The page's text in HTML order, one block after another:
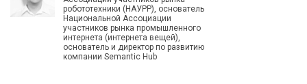
робототехники (НАУРР), основатель
Национальной Ассоциации
участников рынка промышленного
интернета (интернета вещей),
основатель и директор по развитию
компании Semantic Hub